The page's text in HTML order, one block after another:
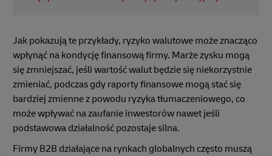
europejska firma otrzymuje mniej pieniędzy przy
przeliczaniu jena na euro.
logistyczna ma oddział w USA i musi przeliczyć
zyski w dolarach amerykańskich na euro do
raportowania. Jeśli dolar osłabnie, zyski firmy
będą wyglądać na mniejsze w euro – nawet jeśli w
amerykańskim biznesie nic się nie zmieniło.
walutowych zaszkodzą konkurencyjności firmy lub
przyszłym zyskom. Na przykład kanadyjski
eksporter sprzedaje towary do USA. Jeśli dolar
amerykański osłabnie w dłuższej perspektywie,
amerykańscy nabywcy mogą uznać kanadyjskie
produkty za zbyt drogie i kupować od lokalnych
dostawców.
Jak pokazują te przykłady, ryzyko walutowe może znacząco
wpłynąć na kondycję finansową firmy. Marże zysku mogą
się zmniejszać, jeśli wartość walut będzie się niekorzystnie
zmieniać, podczas gdy raporty finansowe mogą stać się
bardziej zmienne z powodu ryzyka tłumaczeniowego, co
może wpływać na zaufanie inwestorów nawet jeśli
podstawowa działalność pozostaje silna.
Firmy B2B działające na rynkach globalnych często muszą